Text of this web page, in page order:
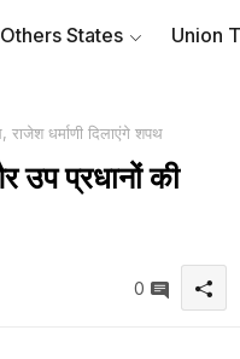
Others States Union
धर्माणी दिलाएंगे शपथ
उप प्रधानों की
0